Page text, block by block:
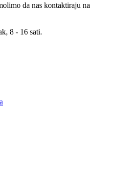
da nas kontaktiraju na
8 - 16 sati.